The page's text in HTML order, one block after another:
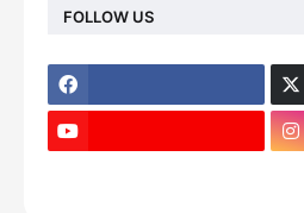
FOLLOW US